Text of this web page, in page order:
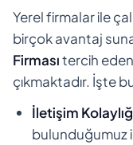
Yerel firmalar ile
birçok avantaj
Firmasıtercih
çıkmaktadır. İşte
İletişim
bulunduğumuz